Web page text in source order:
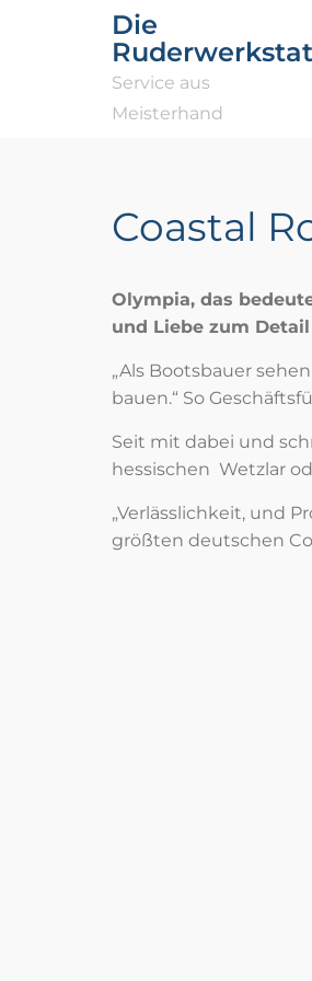
Die
Service aus
Meisterhand
Coastal
Olympia, das
und Liebe zum
„Als Bootsbauer
bauen.“ So
Seit mit dabei und
hessischen Wetzlar
„Verlässlichkeit, und
größten deutschen